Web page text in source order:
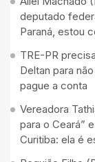
deputado
Paraná, estou
TRE-PR
Deltan para
pague a conta
Vereadora
para o Ceará”
Curitiba: ela é